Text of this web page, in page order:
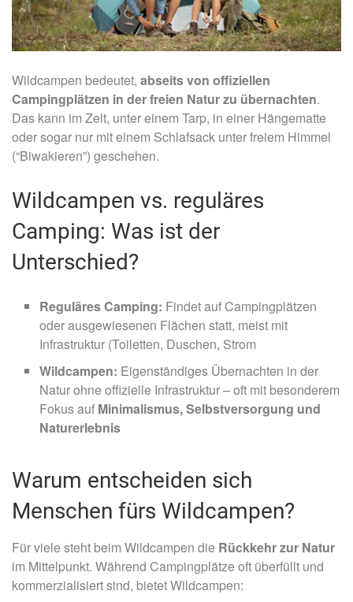
Wildcampen bedeutet, abseits von offiziellen
Campingplätzen in der freien Natur zu übernachten.
Das kann im Zelt, unter einem Tarp, in einer Hängematte
oder sogar nur mit einem Schlafsack unter freiem Himmel
(“Biwakieren”) geschehen.
Wildcampen vs. reguläres
Camping: Was ist der
Unterschied?
Reguläres Camping: Findet auf Campingplätzen
oder ausgewiesenen Flächen statt, meist mit
Infrastruktur (Toiletten, Duschen, Strom
Wildcampen: Eigenständiges Übernachten in der
Natur ohne offizielle Infrastruktur – oft mit besonderem
Fokus auf Minimalismus, Selbstversorgung und
Naturerlebnis
Warum entscheiden sich
Menschen fürs Wildcampen?
Für viele steht beim Wildcampen die Rückkehr zur Natur
im Mittelpunkt. Während Campingplätze oft überfüllt und
kommerzialisiert sind, bietet Wildcampen: